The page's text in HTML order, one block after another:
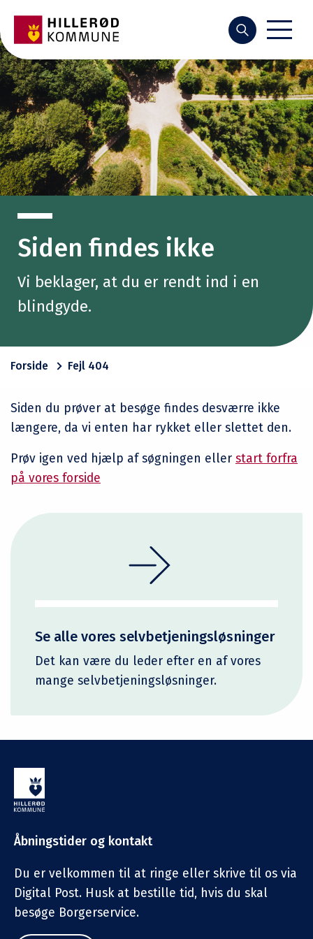
Søg
Siden findes ikke
Vi beklager, at du er rendt ind i en
blindgyde.
Forside Fejl 404
Siden du prøver at besøge findes desværre ikke
længere, da vi enten har rykket eller slettet den.
Prøv igen ved hjælp af søgningen eller start forfra
på vores forside
Se alle vores selvbetjeningsløsninger
Det kan være du leder efter en af vores
mange selvbetjeningsløsninger.
Åbningstider og kontakt
Du er velkommen til at ringe eller skrive til os via
Digital Post. Husk at bestille tid, hvis du skal
besøge Borgerservice.